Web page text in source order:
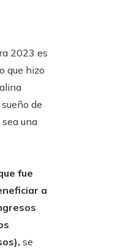
2023 es
que hizo
de
una
fue
a
se